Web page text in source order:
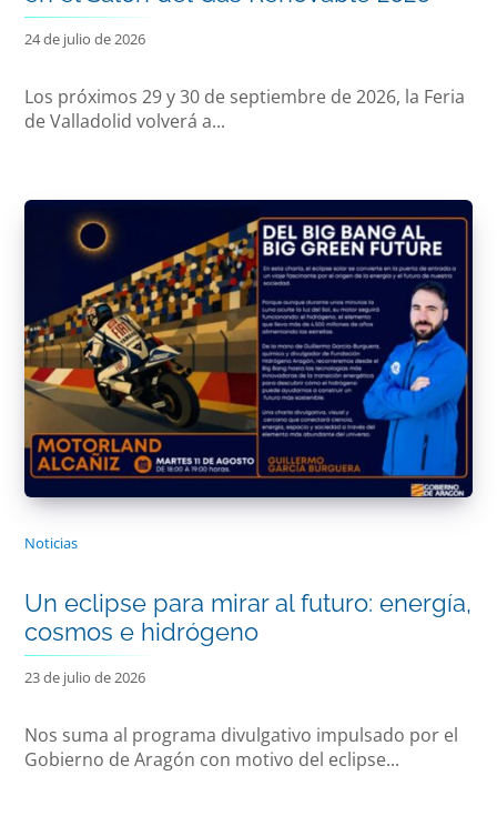
24 de julio de 2026
Los próximos 29 y 30 de septiembre de 2026, la Feria
de Valladolid volverá a...
Noticias
Un eclipse para mirar al futuro: energía,
cosmos e hidrógeno
23 de julio de 2026
Nos suma al programa divulgativo impulsado por el
Gobierno de Aragón con motivo del eclipse...